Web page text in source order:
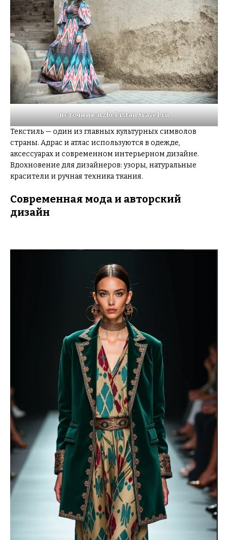
источник: uzbekistan.travel.ru
Текстиль — один из главных культурных символов
страны. Адрас и атлас используются в одежде,
аксессуарах и современном интерьерном дизайне.
Вдохновение для дизайнеров: узоры, натуральные
красители и ручная техника ткания.
Современная мода и авторский
дизайн